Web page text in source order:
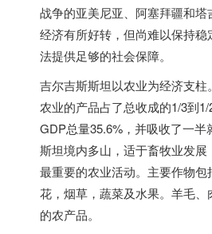
战争的亚美尼亚、阿塞拜疆和塔
经济有所好转，但尚难以保持
法提供足够的社会保障。
吉尔吉斯斯坦以农业为经济支
农业的产品占了总收成的1/3到
GDP总量35.6%，并吸收了一半
斯坦境内多山，适于畜牧业发展
最重要的农业活动。主要作物包
花，烟草，蔬菜及水果。羊毛
的农产品。